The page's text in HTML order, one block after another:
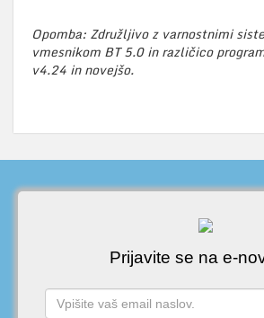
Opomba: Združljivo z varnostnimi
vmesnikom BT 5.0 in različico
v4.24 in novejšo.
Prijavite se na e-